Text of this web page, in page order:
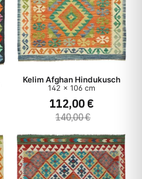
Kelim Afghan Hindukusch
142 x 106 cm
112,00 €
140,00 €